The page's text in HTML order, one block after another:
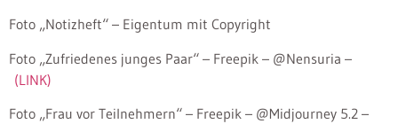
Foto „Notizheft“ – Eigentum mit Copyright
Foto „Zufriedenes junges Paar“ – Freepik – @Nensuria –
(LINK)
Foto „Frau vor Teilnehmern“ – Freepik – @Midjourney 5.2 –